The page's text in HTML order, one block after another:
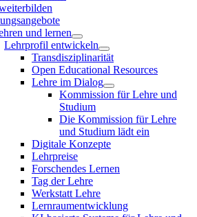
und lernen
Lehrprofil entwickeln
Transdisziplinarität
Open Educational Resources
Lehre im Dialog
Kommission für Lehre und
Studium
Die Kommission für Lehre
und Studium lädt ein
Digitale Konzepte
Lehrpreise
Forschendes Lernen
Tag der Lehre
Werkstatt Lehre
Lernraumentwicklung